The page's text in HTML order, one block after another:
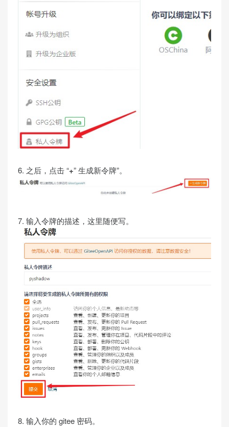
6. 之后，点击 “+” 生成新令牌”。
7. 输入令牌的描述，这里随便写。
8. 输入你的 gitee 密码。